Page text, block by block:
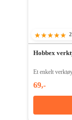
100%
2
Hobbex
Et enkelt
69,-